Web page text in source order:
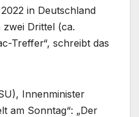
in Deutschland
zwei Drittel (ca.
Treffer“, schreibt das
Innenminister
am Sonntag“: „Der